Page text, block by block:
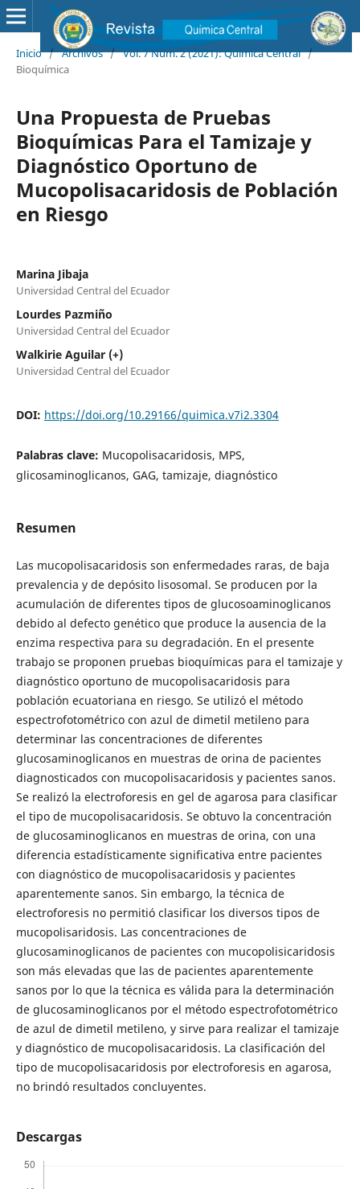
Inicio / Archivos / Vol. 7 Núm. 2 (2021): Química Central /
Bioquímica
Una Propuesta de Pruebas
Bioquímicas Para el Tamizaje y
Diagnóstico Oportuno de
Mucopolisacaridosis de Población
en Riesgo
Marina Jibaja
Universidad Central del Ecuador
Lourdes Pazmiño
Universidad Central del Ecuador
Walkirie Aguilar (+)
Universidad Central del Ecuador
DOI: https://doi.org/10.29166/quimica.v7i2.3304
Palabras clave: Mucopolisacaridosis, MPS,
glicosaminoglicanos, GAG, tamizaje, diagnóstico
Resumen
Las mucopolisacaridosis son enfermedades raras, de baja
prevalencia y de depósito lisosomal. Se producen por la
acumulación de diferentes tipos de glucosoaminoglicanos
debido al defecto genético que produce la ausencia de la
enzima respectiva para su degradación. En el presente
trabajo se proponen pruebas bioquímicas para el tamizaje y
diagnóstico oportuno de mucopolisacaridosis para
población ecuatoriana en riesgo. Se utilizó el método
espectrofotométrico con azul de dimetil metileno para
determinar las concentraciones de diferentes
glucosaminoglicanos en muestras de orina de pacientes
diagnosticados con mucopolisacaridosis y pacientes sanos.
Se realizó la electroforesis en gel de agarosa para clasificar
el tipo de mucopolisacaridosis. Se obtuvo la concentración
de glucosaminoglicanos en muestras de orina, con una
diferencia estadísticamente significativa entre pacientes
con diagnóstico de mucopolisacaridosis y pacientes
aparentemente sanos. Sin embargo, la técnica de
electroforesis no permitió clasificar los diversos tipos de
mucopolisaridosis. Las concentraciones de
glucosaminoglicanos de pacientes con mucopolisicaridosis
son más elevadas que las de pacientes aparentemente
sanos por lo que la técnica es válida para la determinación
de glucosaminoglicanos por el método espectrofotométrico
de azul de dimetil metileno, y sirve para realizar el tamizaje
y diagnóstico de mucopolisacaridosis. La clasificación del
tipo de mucopolisacaridosis por electroforesis en agarosa,
no brindó resultados concluyentes.
Descargas